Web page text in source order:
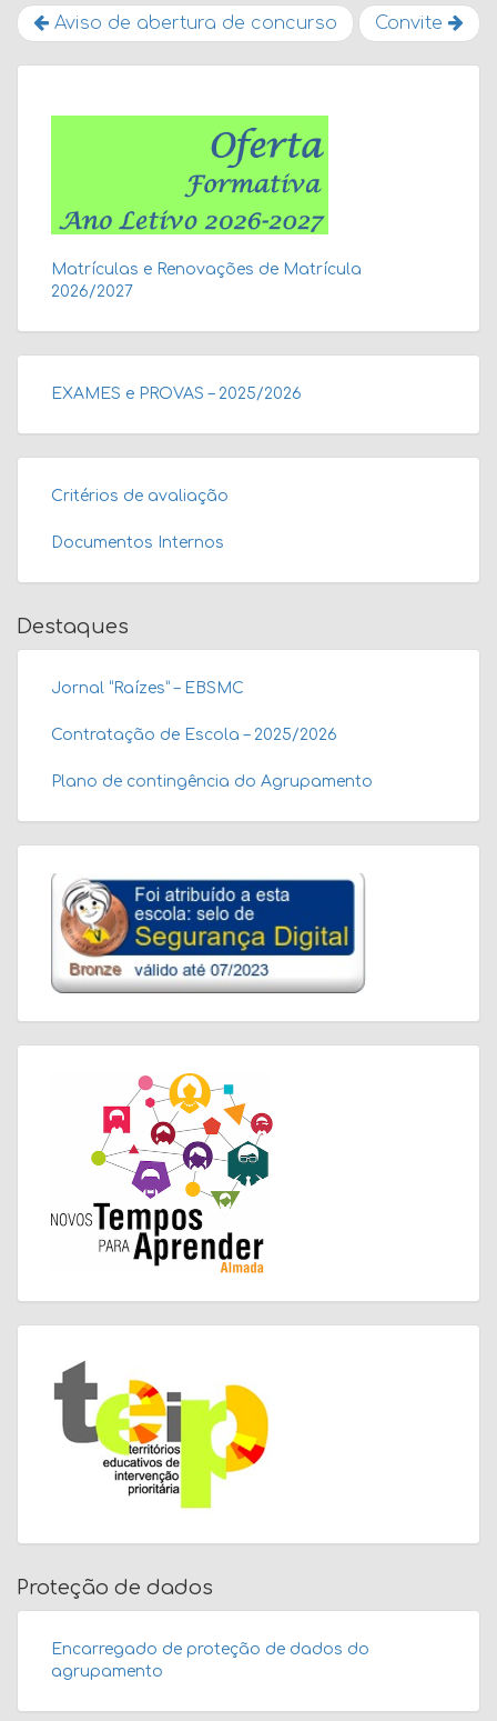
Convite
Aviso de abertura de concurso
Matrículas e Renovações de Matrícula
2026/2027
EXAMES e PROVAS – 2025/2026
Critérios de avaliação
Documentos Internos
Destaques
Jornal “Raízes” – EBSMC
Contratação de Escola – 2025/2026
Plano de contingência do Agrupamento
Proteção de dados
Encarregado de proteção de dados do
agrupamento